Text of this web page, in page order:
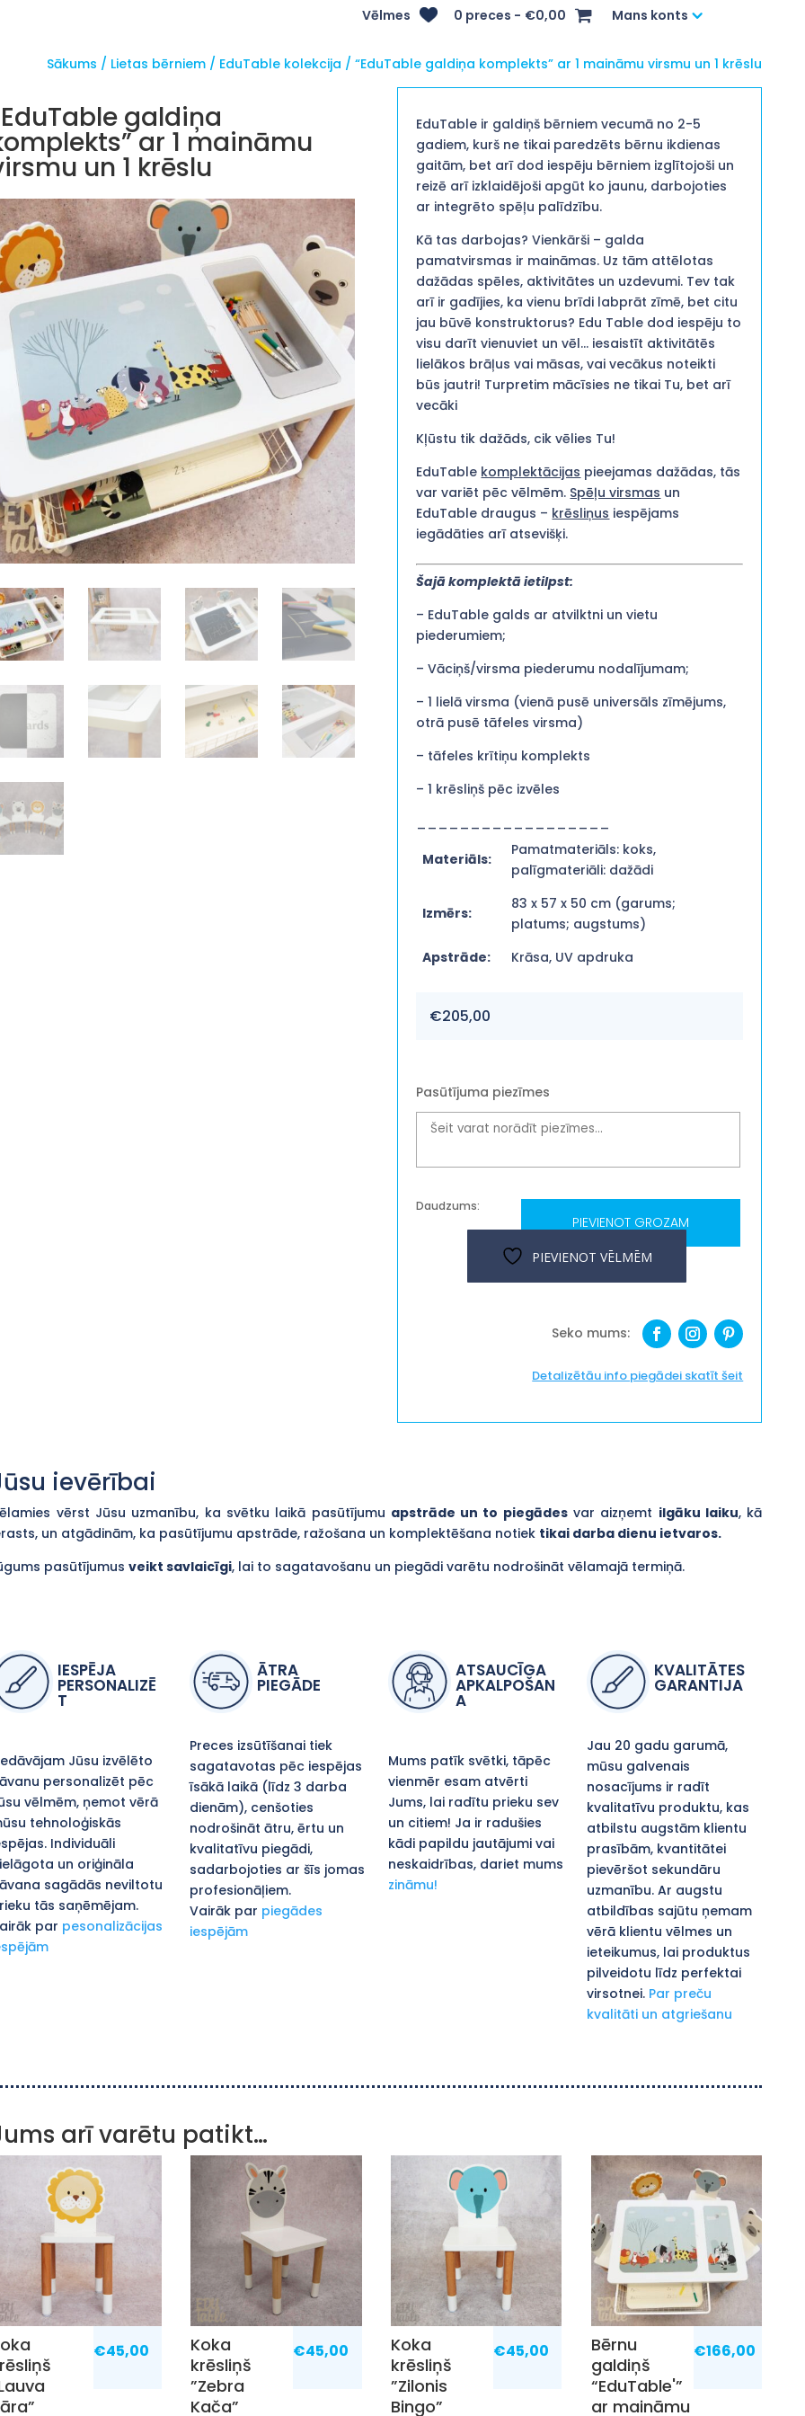
Vēlmes Mans konts
0 preces €0,00
Sākums / Lietas bērniem / EduTable kolekcija / “EduTable galdiņa komplekts” ar 1 maināmu virsmu un 1 krēslu
galdiņa
ar 1 maināmu
un 1 krēslu
EduTable ir galdiņš bērniem vecumā no 2-5
gadiem, kurš ne tikai paredzēts bērnu ikdienas
gaitām, bet arī dod iespēju bērniem izglītojoši un
reizē arī izklaidējoši apgūt ko jaunu, darbojoties
ar integrēto spēļu palīdzību.
Kā tas darbojas? Vienkārši – galda
pamatvirsmas ir maināmas. Uz tām attēlotas
dažādas spēles, aktivitātes un uzdevumi. Tev tak
arī ir gadījies, ka vienu brīdi labprāt zīmē, bet citu
jau būvē konstruktorus? Edu Table dod iespēju to
visu darīt vienuviet un vēl… iesaistīt aktivitātēs
lielākos brāļus vai māsas, vai vecākus noteikti
būs jautri! Turpretim mācīsies ne tikai Tu, bet arī
vecāki
Kļūstu tik dažāds, cik vēlies Tu!
EduTable komplektācijas pieejamas dažādas, tās
var variēt pēc vēlmēm. Spēļu virsmas un
EduTable draugus – krēsliņus iespējams
iegādāties arī atsevišķi.
Šajā komplektā ietilpst:
– EduTable galds ar atvilktni un vietu
piederumiem;
– Vāciņš/virsma piederumu nodalījumam;
– 1 lielā virsma (vienā pusē universāls zīmējums,
otrā pusē tāfeles virsma)
– tāfeles krītiņu komplekts
– 1 krēsliņš pēc izvēles
Materiāls:
Pamatmateriāls: koks,
palīgmateriāli: dažādi
Izmērs:
83 x 57 x 50 cm (garums;
platums; augstums)
Apstrāde:
Krāsa, UV apdruka
€205,00
Pasūtījuma piezīmes
"EduTable
PIEVIENOT GROZAM
PIEVIENOT VĒLMĒM
Detalizētāu info piegādei skatīt šeit
ievērībai
vērst Jūsu uzmanību, ka svētku laikā pasūtījumu apstrāde un to piegādesvar aizņemt ilgāku laiku, kā
un atgādinām, ka pasūtījumu apstrāde, ražošana un komplektēšana notiek tikai darba dienu ietvaros.
pasūtījumusveikt savlaicīgi, lai to sagatavošanu un piegādi varētu nodrošināt vēlamajā termiņā.
IESPĒJA
PERSONALIZĒ
T
Jūsu izvēlēto
personalizēt pēc
vēlmēm, ņemot vērā
tehnoloģiskās
Individuāli
un oriģināla
sagādās neviltotu
tās saņēmējam.
par pesonalizācijas
ĀTRA
PIEGĀDE
Preces izsūtīšanai tiek
sagatavotas pēc iespējas
īsākā laikā (līdz 3 darba
dienām), cenšoties
nodrošināt ātru, ērtu un
kvalitatīvu piegādi,
sadarbojoties ar šīs jomas
profesionāļiem.
Vairāk par piegādes
iespējām
ATSAUCĪGA
APKALPOŠAN
A
Mums patīk svētki, tāpēc
vienmēr esam atvērti
Jums, lai radītu prieku sev
un citiem! Ja ir radušies
kādi papildu jautājumi vai
neskaidrības, dariet mums
zināmu!
KVALITĀTES
GARANTIJA
Jau 20 gadu garumā,
mūsu galvenais
nosacījums ir radīt
kvalitatīvu produktu, kas
atbilstu augstām klientu
prasībām, kvantitātei
pievēršot sekundāru
uzmanību. Ar augstu
atbildības sajūtu ņemam
vērā klientu vēlmes un
ieteikumus, lai produktus
pilveidotu līdz perfektai
virsotnei. Par preču
kvalitāti un atgriešanu
arī varētu patikt…
€45,00
Koka
krēsliņš
”Zebra
Kača”
€45,00
Koka
krēsliņš
”Zilonis
Bingo”
€45,00
Bērnu
galdiņš
“EduTable'”
ar maināmu
€166,00